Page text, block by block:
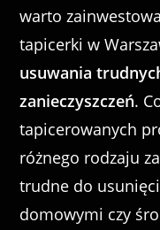
warto
tapicerki w
usuwania
zanieczyszczeń.
tapicerowanych
różnego rodzaju
trudne do
domowymi czy